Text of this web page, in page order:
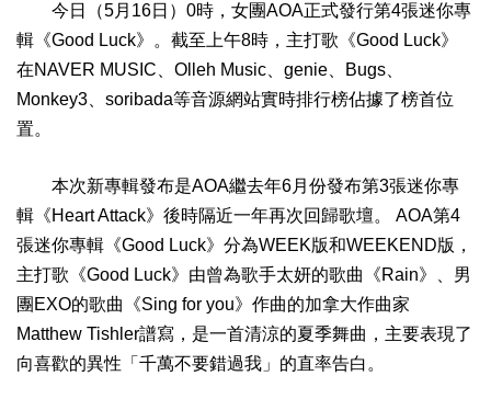
今日（5月16日）0時，女團AOA正式發行第4張迷你專
輯《Good Luck》。截至上午8時，主打歌《Good Luck》
在NAVER MUSIC、Olleh Music、genie、Bugs、
Monkey3、soribada等音源網站實時排行榜佔據了榜首位
置。
本次新專輯發布是AOA繼去年6月份發布第3張迷你專
輯《Heart Attack》後時隔近一年再次回歸歌壇。 AOA第4
張迷你專輯《Good Luck》分為WEEK版和WEEKEND版，
主打歌《Good Luck》由曾為歌手太妍的歌曲《Rain》、男
團EXO的歌曲《Sing for you》作曲的加拿大作曲家
Matthew Tishler譜寫，是一首清涼的夏季舞曲，主要表現了
向喜歡的異性「千萬不要錯過我」的直率告白。